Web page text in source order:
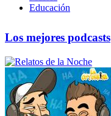
Educación
Los mejores podcasts